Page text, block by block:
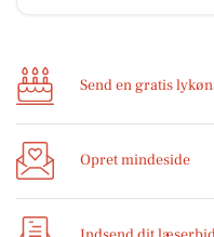
Send en gratis
Opret mindeside